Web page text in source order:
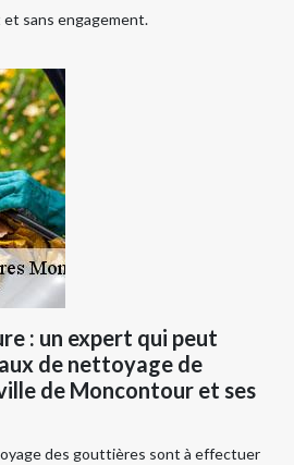
sans engagement.
: un expert qui peut
de nettoyage de
de Moncontour et ses
des gouttières sont à effectuer